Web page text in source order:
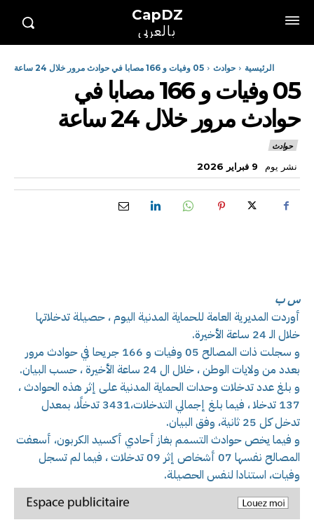
CapDZ
بالعربي
الرئيسية حوادث 05 وفيات و 166 مصابا في حوادث مرور خلال 24 ساعة
05 وفيات و 166 مصابا في
حوادث مرور خلال 24 ساعة
حوادث
نشر يوم 9 فبراير 2026
س ب
أوردت المديرية العامة للحماية المدنية اليوم ، حصيلة تدخلاتها
خلال الـ 24 ساعة الأخيرة.
و سجلت ذات المصالح 05 وفيات و 166 جريحا في حوادث مرور
بعدد من ولايات الوطن ، خلال ال 24 ساعة الأخيرة ، حسب البيان.
و بلغ عدد تدخلات وحدات الحماية المدنية على إثر هذه الحوادث ،
137 تدخلا ، فيما بلغ إجمالي التدخلات،3431 تدخلًا، بمعدل
تدخل كل 25 ثانية، وفق البيان.
و فيما يخص حوادث التسمم بغاز أحادي أكسيد الكربون، أسعفت
المصالح نفسها 07 أشخاص إثر 09 تدخلات ، فيما لم تسجل
وفيات، استنادا لنفس الحصيلة.